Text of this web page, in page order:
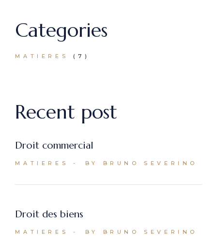
Categories
MATIERES (7)
Recent post
Droit commercial
MATIERES BY BRUNO SEVERINO
Droit des biens
MATIERES BY BRUNO SEVERINO